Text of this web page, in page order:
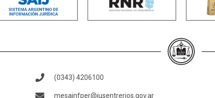
(0343) 4206100
mesainfper@jusentrerios.gov.ar